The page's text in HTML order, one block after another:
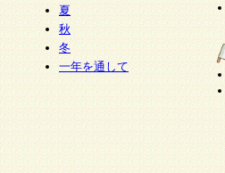
夏
秋
冬
一年を通して